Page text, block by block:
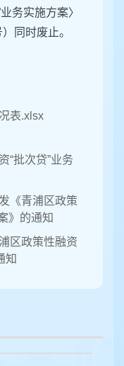
务实施方案〉
同时废止。
表.xlsx
“批次贷”业务
《青浦区政策
》的通知
区政策性融资
知